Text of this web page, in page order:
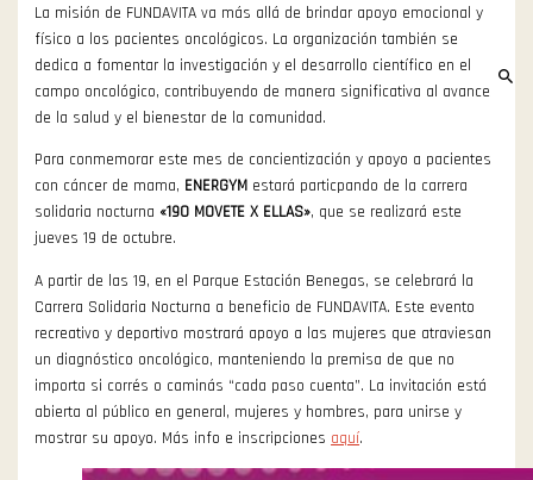
La misión de FUNDAVITA va más allá de brindar apoyo emocional y
físico a los pacientes oncológicos. La organización también se
dedica a fomentar la investigación y el desarrollo científico en el
campo oncológico, contribuyendo de manera significativa al avance
de la salud y el bienestar de la comunidad.
Para conmemorar este mes de concientización y apoyo a pacientes
con cáncer de mama, ENERGYM estará particpando de la carrera
solidaria nocturna «19O MOVETE X ELLAS», que se realizará este
jueves 19 de octubre.
A partir de las 19, en el Parque Estación Benegas, se celebrará la
Carrera Solidaria Nocturna a beneficio de FUNDAVITA. Este evento
recreativo y deportivo mostrará apoyo a las mujeres que atraviesan
un diagnóstico oncológico, manteniendo la premisa de que no
importa si corrés o caminás “cada paso cuenta”. La invitación está
abierta al público en general, mujeres y hombres, para unirse y
mostrar su apoyo. Más info e inscripciones aquí.